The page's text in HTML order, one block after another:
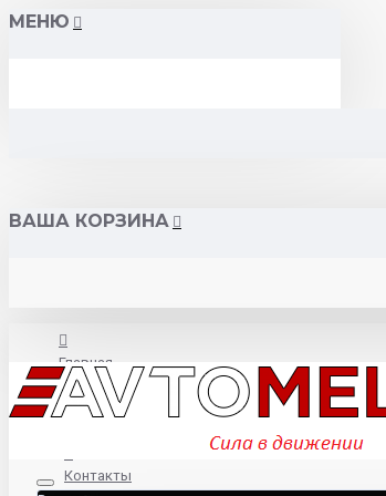
МЕНЮ
ВАША КОРЗИНА
Главная
О нас
Контакты